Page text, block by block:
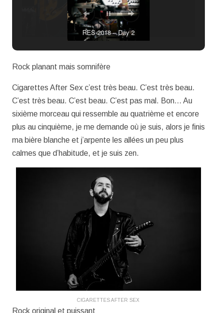
RES 2018 – Day 2
Rock planant mais somnifère
Cigarettes After Sex c’est très beau. C’est très beau.
C’est très beau. C’est beau. C’est pas mal. Bon… Au
sixième morceau qui ressemble au quatrième et encore
plus au cinquième, je me demande où je suis, alors je finis
ma bière blanche et j’arpente les allées un peu plus
calmes que d’habitude, et je suis zen.
CIGARETTES AFTER SEX
Rock original et puissant